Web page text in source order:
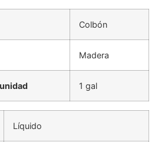
Colbón
Madera
1 gal
Líquido